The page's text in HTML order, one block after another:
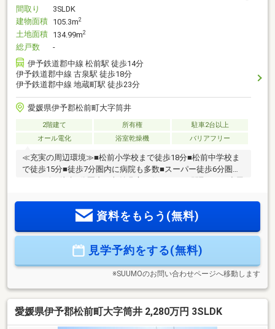
間取り
3SLDK
建物面積 105.3m2
土地面積 134.99m2
総戸数
-
伊予鉄道郡中線 松前駅 徒歩14分
伊予鉄道郡中線 古泉駅 徒歩18分
伊予鉄道郡中線 地蔵町駅 徒歩23分
愛媛県伊予郡松前町大字筒井
2階建て 所有権
駐車2台以上
オール電化
浴室乾燥機 バリアフリー
≪充実の周辺環境≫■松前小学校まで徒歩18分■松前中学校ま
で徒歩15分■徒歩7分圏内に病院も多数■スーパー徒歩6分圏内
も安心のインナーバルコニー≪安心の住宅性能≫■高断熱×耐
震等級3×低価格の新築住宅!■住宅性能表示制度7項目で最高等
資料をもらう(無料)
見学予約をする(無料)
※SUUMOのお問い合わせページへ移動します
愛媛県伊予郡松前町大字筒井 2,280万円 3SLDK